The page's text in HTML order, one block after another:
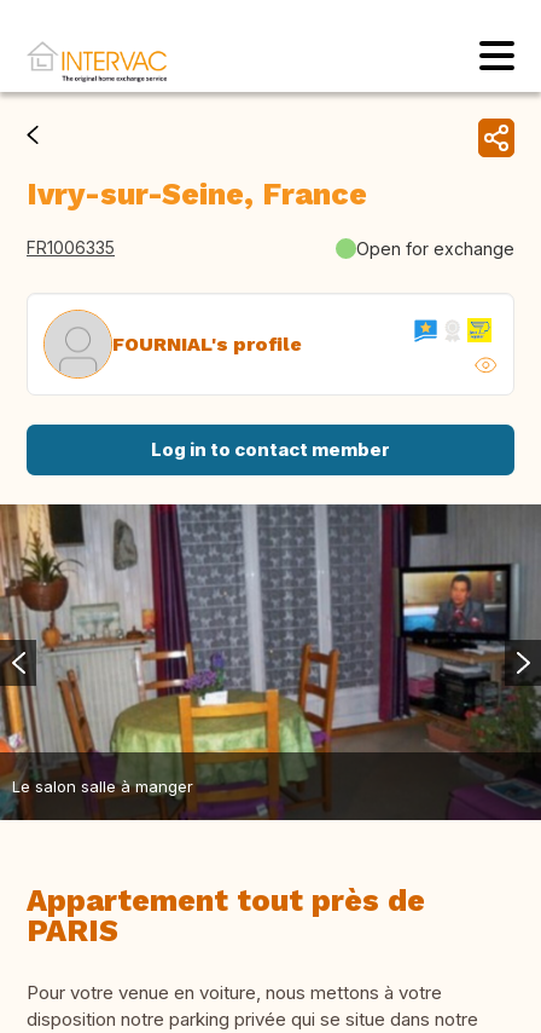
Ivry-sur-Seine, France
FR1006335 Open for exchange
FOURNIAL's profile
Log in to contact member
Le salon salle à manger
Appartement tout près de
PARIS
Pour votre venue en voiture, nous mettons à votre
disposition notre parking privée qui se situe dans notre